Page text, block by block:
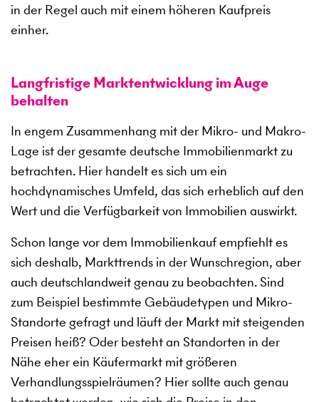
in der Regel auch mit einem höheren Kaufpreis
einher.
Langfristige Marktentwicklung im Auge
behalten
In engem Zusammenhang mit der Mikro- und Makro-
Lage ist der gesamte deutsche Immobilienmarkt zu
betrachten. Hier handelt es sich um ein
hochdynamisches Umfeld, das sich erheblich auf den
Wert und die Verfügbarkeit von Immobilien auswirkt.
Schon lange vor dem Immobilienkauf empfiehlt es
sich deshalb, Markttrends in der Wunschregion, aber
auch deutschlandweit genau zu beobachten. Sind
zum Beispiel bestimmte Gebäudetypen und Mikro-
Standorte gefragt und läuft der Markt mit steigenden
Preisen heiß? Oder besteht an Standorten in der
Nähe eher ein Käufermarkt mit größeren
Verhandlungsspielräumen? Hier sollte auch genau